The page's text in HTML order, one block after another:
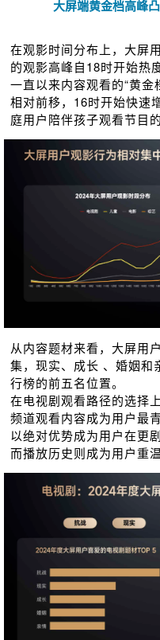
大屏端黄金档高峰
在观影时间分布上，大屏
的观影高峰自18时开始热
一直以来内容观看的“黄
相对前移，16时开始快速
庭用户陪伴孩子观看节目的
从内容题材来看，大屏用
集，现实、成长 、婚姻和
行榜的前五名位置。
在电视剧观看路径的选择
频道观看内容成为用户最
以绝对优势成为用户在更
而播放历史则成为用户重